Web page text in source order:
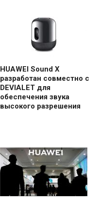
HUAWEI Sound X
разработан совместно с
DEVIALET для
обеспечения звука
высокого разрешения